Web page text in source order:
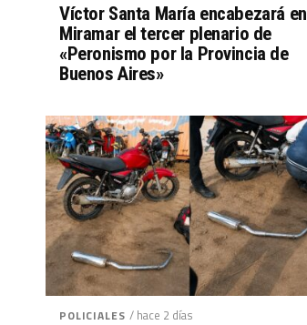
Víctor Santa María encabezará en
Miramar el tercer plenario de
«Peronismo por la Provincia de
Buenos Aires»
POLICIALES / hace 2 días